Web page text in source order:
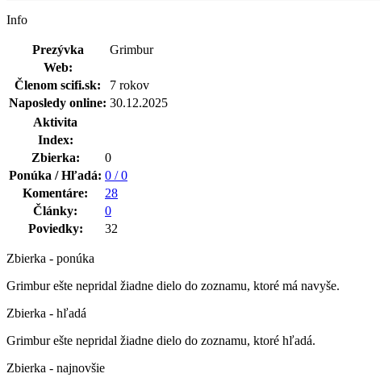
Info
Prezývka
Grimbur
Web:
Členom scifi.sk:
7 rokov
Naposledy online: 30.12.2025
Aktivita
Index:
Zbierka:
0
Ponúka / Hľadá: 0 / 0
Komentáre:
28
Články:
0
Poviedky:
32
Zbierka - ponúka
Grimbur ešte nepridal žiadne dielo do zoznamu, ktoré má navyše.
Zbierka - hľadá
Grimbur ešte nepridal žiadne dielo do zoznamu, ktoré hľadá.
Zbierka - najnovšie